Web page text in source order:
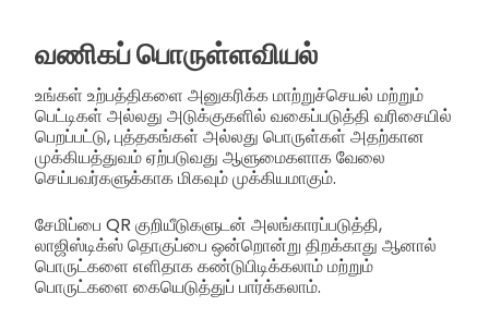
வணிகப் பொருள்ளவியல்
உங்கள் உற்பத்திகளை அனுகரிக்க மாற்றுச்செயல் மற்றும்
பெட்டிகள் அல்லது அடுக்குகளில் வகைப்படுத்தி வரிசையில்
பெறப்பட்டு, புத்தகங்கள் அல்லது பொருள்கள் அதற்கான
முக்கியத்துவம் ஏற்படுவது ஆளுமைகளாக வேலை
செய்பவர்களுக்காக மிகவும் முக்கியமாகும்.
சேமிப்பை QR குறியீடுகளுடன் அலங்காரப்படுத்தி,
லாஜிஸ்டிக்ஸ் தொகுப்பை ஒன்றொன்று திறக்காது ஆனால்
பொருட்களை எளிதாக கண்டுபிடிக்கலாம் மற்றும்
பொருட்களை கையெடுத்துப் பார்க்கலாம்.